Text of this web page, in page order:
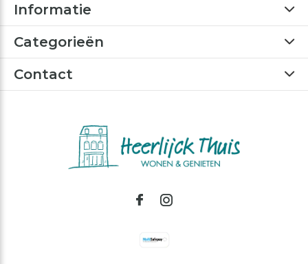
Informatie
Categorieën
Contact